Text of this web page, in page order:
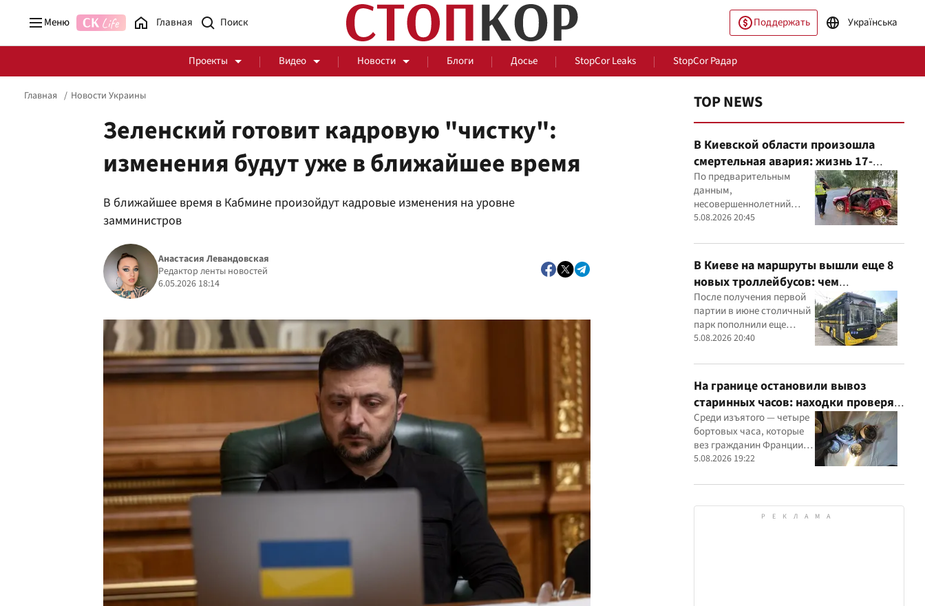
Меню Главная Поддержать Українська
Проекты Видео Новости Блоги Досье StopCor Leaks StopCor Радар
Стоп Политической Коррупции Честные закупки За оградой
Мир
Главная Новости Украины
Зеленский готовит кадровую "чистку":
изменения будут уже в ближайшее время
В ближайшее время в Кабмине произойдут кадровые изменения на уровне
замминистров
Анастасия Левандовская
Редактор ленты новостей
6.05.2026 18:14
TOP NEWS
В Киевской области произошла
смертельная авария: жизнь 17-
летнего водителя спасти не удалось
По предварительным
данным,
несовершеннолетний
водитель Mitsubishi не
после чего автомобиль
врезался в дерево
5.08.2026 20:45
В Киеве на маршруты вышли еще 8
новых троллейбусов: чем
оборудовали транспорт
После получения первой
партии в июне столичный
парк пополнили еще
восемью современными
5.08.2026 20:40
На границе остановили вывоз
старинных часов: находки проверят
эксперты
Среди изъятого — четыре
бортовых часа, которые
вез гражданин Франции, и
настенные часы начала ХХ
автомобиле украинца
5.08.2026 19:22